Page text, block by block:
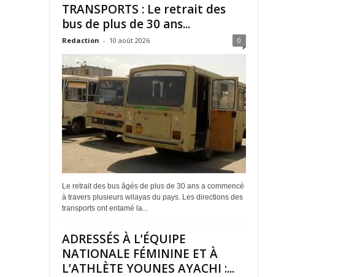
TRANSPORTS : Le retrait des
bus de plus de 30 ans...
Redaction - 10 août 2026 0
Le retrait des bus âgés de plus de 30 ans a commencé
à travers plusieurs wilayas du pays. Les directions des
transports ont entamé la...
ADRESSÉS À L’ÉQUIPE
NATIONALE FÉMININE ET À
L’ATHLÈTE YOUNES AYACHI :...